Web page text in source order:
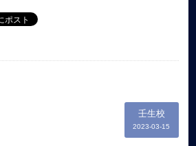
壬生校
2023-03-15